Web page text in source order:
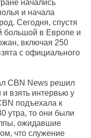
начались
и начала
Сегодня, спустя
большой в Европе и
включая 250
с официального
CBN News решил
взять интервью у
подъехала к
утра, то они были
ожидавшие
что служение